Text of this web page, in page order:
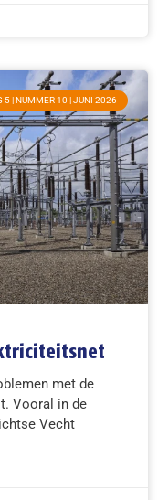
5 | NUMMER 10 | JUNI 2026
met de
Vooral in de
Vecht